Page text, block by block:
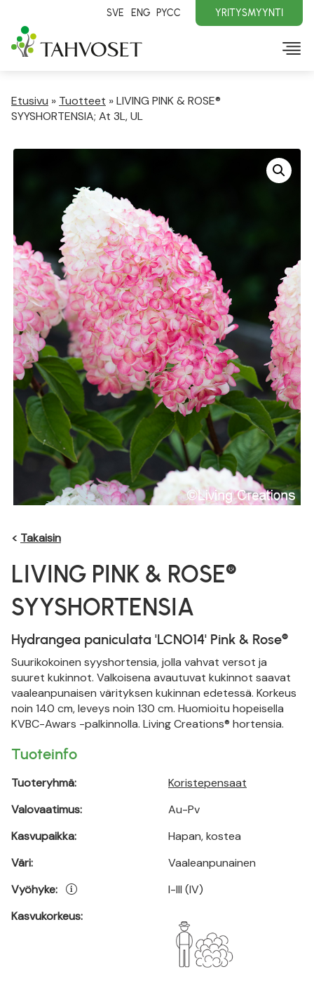
SVE ENG PYCC YRITYSMYYNTI
Etusivu » Tuotteet »LIVING PINK & ROSE®
SYYSHORTENSIA; At 3L, UL
< Takaisin
LIVING PINK & ROSE®
SYYSHORTENSIA
Hydrangea paniculata 'LCNO14' Pink & Rose®
Suurikokoinen syyshortensia, jolla vahvat versot ja
suuret kukinnot. Valkoisena avautuvat kukinnot saavat
vaaleanpunaisen värityksen kukinnan edetessä. Korkeus
noin 140 cm, leveys noin 130 cm. Huomioitu hopeisella
KVBC-Awars -palkinnolla. Living Creations® hortensia.
Tuoteinfo
Tuoteryhmä:
Valovaatimus:
Kasvupaikka:
Väri:
Vyöhyke:
Kasvukorkeus:
Koristepensaat
Au-Pv
Hapan, kostea
Vaaleanpunainen
I-III (IV)